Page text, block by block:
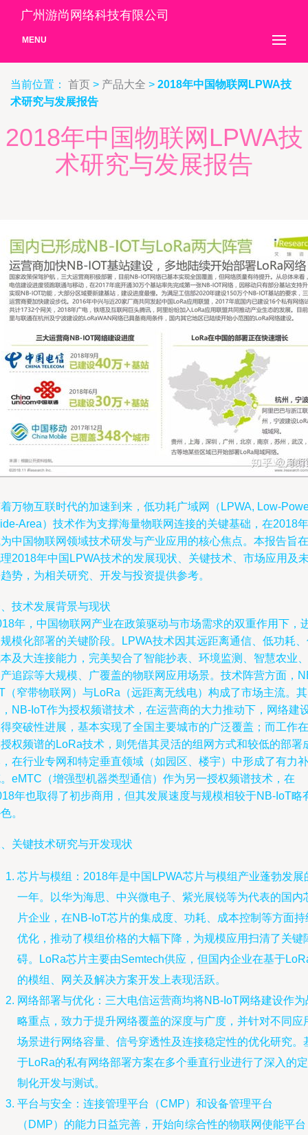
广州游尚网络科技有限公司
MENU
当前位置： 首页 > 产品大全 > 2018年中国物联网LPWA技
术研究与发展报告
2018年中国物联网LPWA技
术研究与发展报告
万物互联时代的加速到来，低功耗广域网（LPWA, Low-
Area）技术作为支撑海量物联网连接的关键基础，在2018年
中国物联网领域技术研发与产业应用的核心焦点。本报告旨在
2018年中国LPWA技术的发展现状、关键技术、市场应用及
势，为相关研究、开发与投资提供参考。
技术发展背景与现状
年，中国物联网产业在政策驱动与市场需求的双重作用下，
模化部署的关键阶段。LPWA技术因其远距离通信、低功耗
及大连接能力，完美契合了智能抄表、环境监测、智慧农业、
追踪等大规模、广覆盖的物联网应用场景。技术阵营方面，
（窄带物联网）与LoRa（远距离无线电）构成了市场主流。其
NB-IoT作为授权频谱技术，在运营商的大力推动下，网络建
突破性进展，基本实现了全国主要城市的广泛覆盖；而工作在
权频谱的LoRa技术，则凭借其灵活的组网方式和较低的部署
在行业专网和特定垂直领域（如园区、楼宇）中形成了有力补
eMTC（增强型机器类型通信）作为另一授权频谱技术，在
年也取得了初步商用，但其发展速度与规模相较于NB-IoT略
。
关键技术研究与开发现状
芯片与模组：2018年是中国LPWA芯片与模组产业蓬勃发展
一年。以华为海思、中兴微电子、紫光展锐等为代表的国内
片企业，在NB-IoT芯片的集成度、功耗、成本控制等方面持
优化，推动了模组价格的大幅下降，为规模应用扫清了关键
碍。LoRa芯片主要由Semtech供应，但国内企业在基于
的模组、网关及解决方案开发上表现活跃。
网络部署与优化：三大电信运营商均将NB-IoT网络建设作为
略重点，致力于提升网络覆盖的深度与广度，并针对不同应
场景进行网络容量、信号穿透性及连接稳定性的优化研究。
于LoRa的私有网络部署方案在多个垂直行业进行了深入的定
制化开发与测试。
平台与安全：连接管理平台（CMP）和设备管理平台
（DMP）的能力日益完善，开始向综合性的物联网使能平台